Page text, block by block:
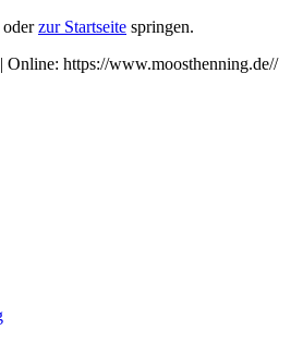
oderzur Startseite springen.
| Online: https://www.moosthenning.de//